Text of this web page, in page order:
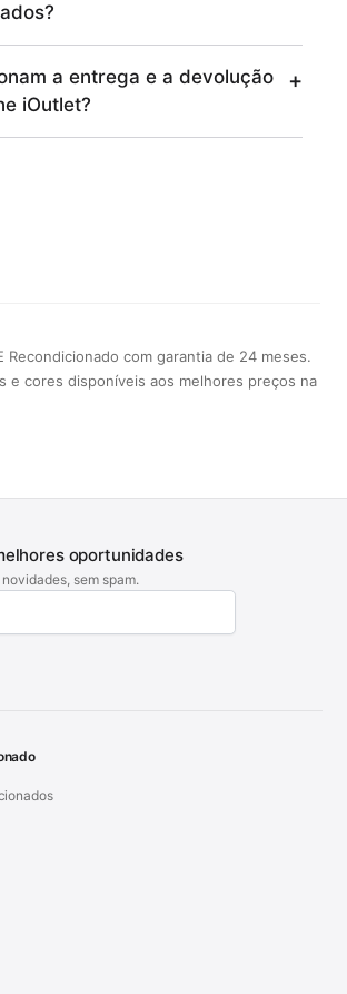
a entrega e a devolução
iOutlet?
Recondicionado com garantia de 24 meses.
e cores disponíveis aos melhores preços na
oportunidades
sem spam.